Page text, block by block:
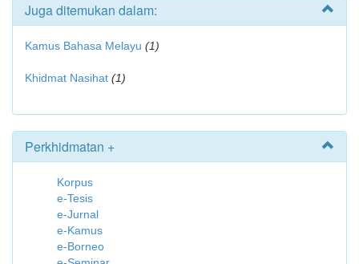
Juga ditemukan dalam:
Kamus Bahasa Melayu (1)
Khidmat Nasihat (1)
Perkhidmatan +
Korpus
e-Tesis
e-Jurnal
e-Kamus
e-Borneo